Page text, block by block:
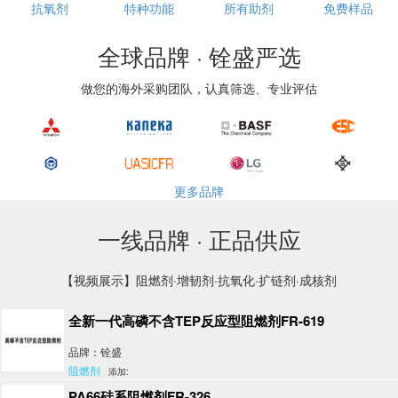
抗氧剂 特种功能 所有助剂 免费样品
全球品牌 · 铨盛严选
做您的海外采购团队，认真筛选、专业评估
更多品牌
一线品牌 · 正品供应
【视频展示】阻燃剂·增韧剂·抗氧化·扩链剂·成核剂
全新一代高磷不含TEP反应型阻燃剂FR-619
品牌：铨盛
阻燃剂 添加: